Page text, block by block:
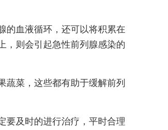
的血液循环，还可以将积累在
，则会引起急性前列腺感染的
蔬菜，这些都有助于缓解前列
要及时的进行治疗，平时合理